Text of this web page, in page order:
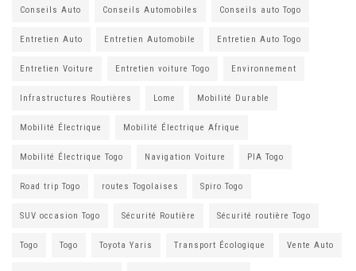
Conseils Auto Conseils Automobiles Conseils auto Togo
Entretien Auto Entretien Automobile Entretien Auto Togo
Entretien Voiture Entretien voiture Togo Environnement
Infrastructures Routières Lome Mobilité Durable
Mobilité Électrique Mobilité Électrique Afrique
Mobilité Électrique Togo Navigation Voiture PIA Togo
Road trip Togo routes Togolaises Spiro Togo
SUV occasion Togo Sécurité Routière Sécurité routière Togo
Togo Togo Toyota Yaris Transport Écologique Vente Auto